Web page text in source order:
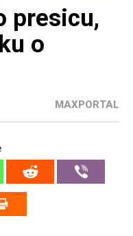
presicu,
o
MAXPORTAL